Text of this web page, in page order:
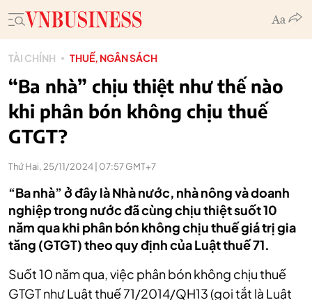
TÀI CHÍNH THUẾ, NGÂN SÁCH
“Ba nhà” chịu thiệt như thế nào
khi phân bón không chịu thuế
GTGT?
Thứ Hai, 25/11/2024 | 07:57 GMT+7
“Ba nhà” ở đây là Nhà nước, nhà nông và doanh
nghiệp trong nước đã cùng chịu thiệt suốt 10
năm qua khi phân bón không chịu thuế giá trị gia
tăng (GTGT) theo quy định của Luật thuế 71.
Suốt 10 năm qua, việc phân bón không chịu thuế
GTGT như Luật thuế 71/2014/QH13 (gọi tắt là Luật